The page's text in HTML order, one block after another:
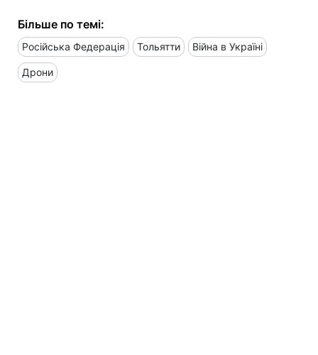
Більше по темі:
Російська Федерація Тольятти Війна в Україні
Дрони